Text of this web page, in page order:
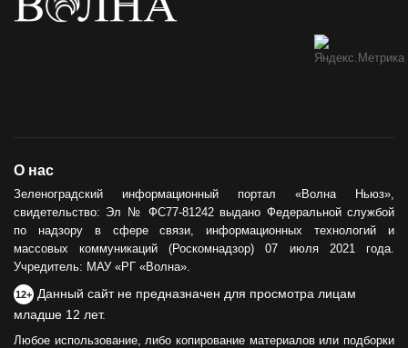
О нас
Зеленоградский информационный портал «Волна Ньюз»,
свидетельство: Эл № ФС77-81242 выдано Федеральной службой
по надзору в сфере связи, информационных технологий и
массовых коммуникаций (Роскомнадзор) 07 июля 2021 года.
Учредитель: МАУ «РГ «Волна».
12+ Данный сайт не предназначен для просмотра лицам
младше 12 лет.
Любое использование, либо копирование материалов или подборки